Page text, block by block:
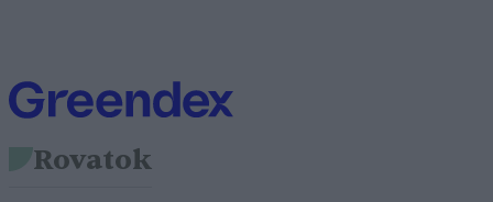
Rovatok